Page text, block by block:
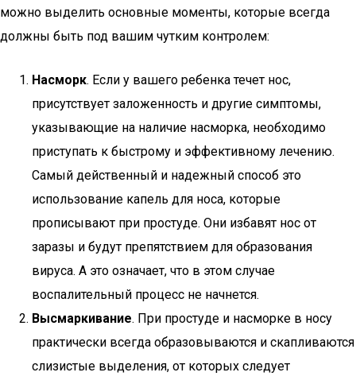
можно выделить основные моменты, которые всегда
должны быть под вашим чутким контролем:
Насморк. Если у вашего ребенка течет нос,
присутствует заложенность и другие симптомы,
указывающие на наличие насморка, необходимо
приступать к быстрому и эффективному лечению.
Самый действенный и надежный способ это
использование капель для носа, которые
прописывают при простуде. Они избавят нос от
заразы и будут препятствием для образования
вируса. А это означает, что в этом случае
воспалительный процесс не начнется.
Высмаркивание. При простуде и насморке в носу
практически всегда образовываются и скапливаются
слизистые выделения, от которых следует